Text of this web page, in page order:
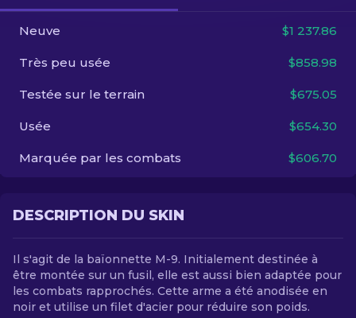
Autre
FR
Neuve $1 237.86
Très peu usée $858.98
Testée sur le terrain $675.05
Usée $654.30
Marquée par les combats $606.70
DESCRIPTION DU SKIN
Il s'agit de la baïonnette M-9. Initialement destinée à
être montée sur un fusil, elle est aussi bien adaptée pour
les combats rapprochés. Cette arme a été anodisée en
noir et utilise un filet d'acier pour réduire son poids.